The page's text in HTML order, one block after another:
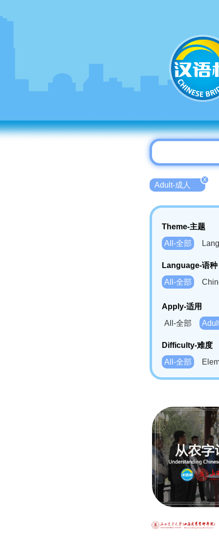
Adult-成人
X
Theme-主题
All-全部
Language-语种
All-全部
Bahasa
Swahili(SW)-
Apply-适用
All-全部
Difficulty-难度
All-全部